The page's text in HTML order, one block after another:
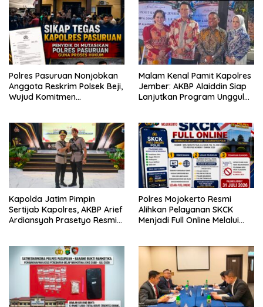
Polres Pasuruan Nonjobkan
Anggota Reskrim Polsek Beji,
Wujud Komitmen
Malam Kenal Pamit Kapolres
Jember: AKBP Alaiddin Siap
Lanjutkan Program Unggulan
Kapolda Jatim Pimpin
Sertijab Kapolres, AKBP Arief
Ardiansyah Prasetyo Resmi
Polres Mojokerto Resmi
Alihkan Pelayanan SKCK
Menjadi Full Online Melalui